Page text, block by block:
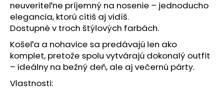
neuveriteľne príjemný na nosenie – jednoducho
elegancia, ktorú cítiš aj vidíš.
Dostupné v troch štýlových farbách.
Košeľa a nohavice sa predávajú len ako
komplet, pretože spolu vytvárajú dokonalý outfit
– ideálny na bežný deň, ale aj večernú párty.
Vlastnosti:
d
p
o
r
ú
č
a
m